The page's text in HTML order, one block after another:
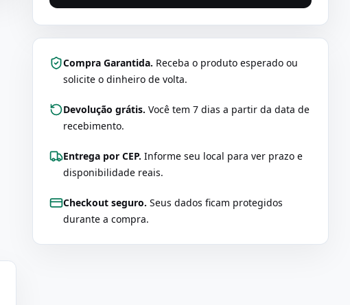
Compra Garantida. Receba o produto esperado ou
solicite o dinheiro de volta.
Devolução grátis. Você tem 7 dias a partir da data de
recebimento.
Entrega por CEP. Informe seu local para ver prazo e
disponibilidade reais.
Checkout seguro. Seus dados ficam protegidos
durante a compra.